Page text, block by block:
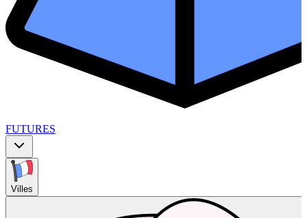
FUTURES
Villes